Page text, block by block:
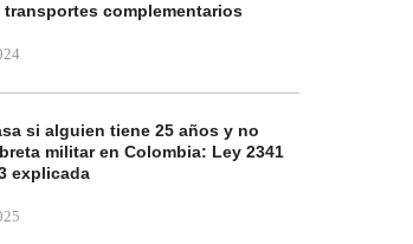
transportes complementarios
si alguien tiene 25 años y no
militar en Colombia: Ley 2341
explicada